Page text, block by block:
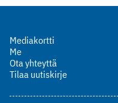
Mediakortti
Me
Ota yhteyttä
Tilaa uutiskirje